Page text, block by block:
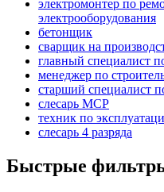
электромонтер по
электрооборудования
бетонщик
сварщик на
главный специалист
менеджер по
старший специалист
слесарь МСР
техник по
слесарь 4 разряда
Быстрые